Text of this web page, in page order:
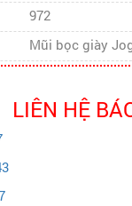
972
Mũi bọc giày
LIÊN HỆ